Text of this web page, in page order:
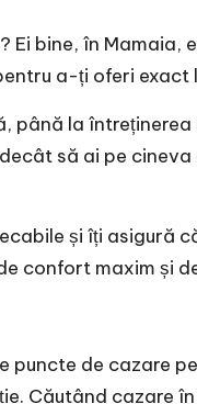
bine, în Mamaia,
a-ți oferi exact
la întreținerea
să ai pe
și îți asigură
confort maxim și
puncte de cazare
Căutând cazare